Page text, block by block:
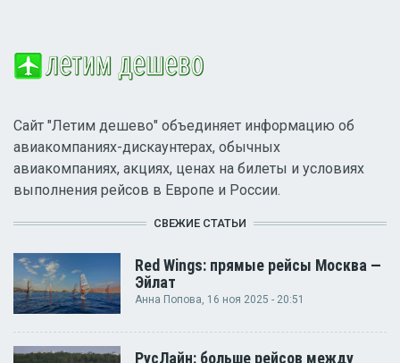
Сайт "Летим дешево" объединяет информацию об
авиакомпаниях-дискаунтерах, обычных
авиакомпаниях, акциях, ценах на билеты и условиях
выполнения рейсов в Европе и России.
СВЕЖИЕ СТАТЬИ
Red Wings: прямые рейсы Москва —
Эйлат
Анна Попова, 16 ноя 2025 - 20:51
РусЛайн: больше рейсов между